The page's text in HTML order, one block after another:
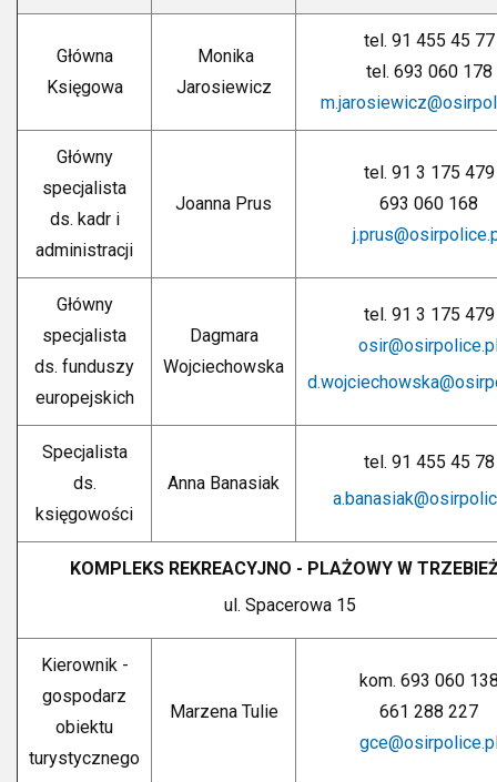
Główna
Księgowa
Monika
Jarosiewicz
tel. 91 455 45 77
tel. 693 060 178
Główny
specjalista
ds. kadr i
administracji
Joanna Prus
tel. 91 3 175 479
693 060 168
Główny
specjalista
ds. funduszy
europejskich
Dagmara
Wojciechowska
tel. 91 3 175 479
Specjalista
ds.
księgowości
Anna Banasiak
tel. 91 455 45 78
KOMPLEKS REKREACYJNO - PLAŻOWY W
ul. Spacerowa 15
Kierownik -
gospodarz
obiektu
turystycznego
Marzena Tulie
kom. 693 060
661 288 227